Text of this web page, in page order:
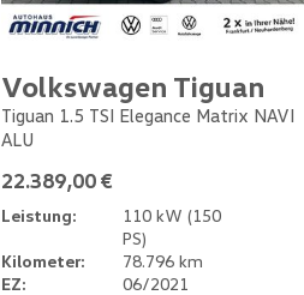
Volkswagen Tiguan
Tiguan 1.5 TSI Elegance Matrix NAVI
ALU
22.389,00 €
Leistung:
110 kW (150
PS)
Kilometer:
78.796 km
EZ:
06/2021